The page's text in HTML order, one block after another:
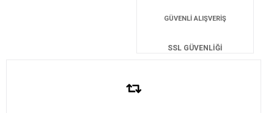
GÜVENLİ ALIŞVERİŞ
SSL GÜVENLİĞİ